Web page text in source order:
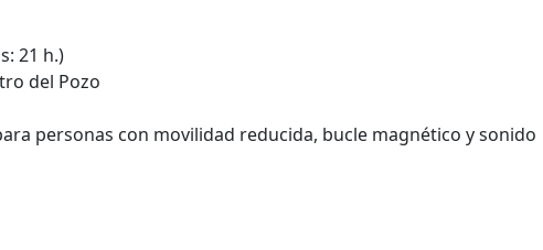
21 h.)
del Pozo
personas con movilidad reducida, bucle magnético y sonido